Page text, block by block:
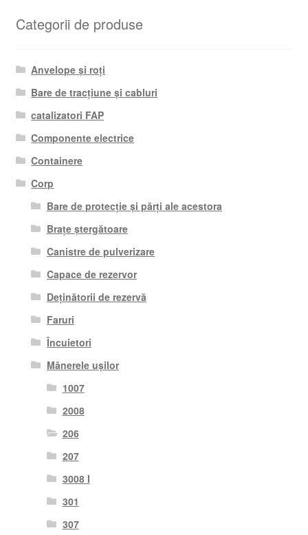
Categorii de produse
Anvelope și roți
Bare de tracțiune și cabluri
catalizatori FAP
Componente electrice
Containere
Corp
Bare de protecție și părți ale acestora
Brațe ștergătoare
Canistre de pulverizare
Capace de rezervor
Deținătorii de rezervă
Faruri
Încuietori
Mânerele ușilor
1007
2008
206
207
3008 I
301
307